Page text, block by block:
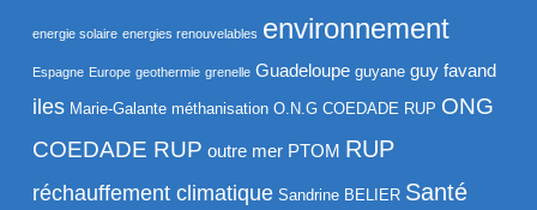
energie solaire energies renouvelables environnement
Espagne Europe geothermie grenelle Guadeloupe guyane guy favand
iles Marie-Galante méthanisation O.N.G COEDADE RUP ONG
COEDADE RUP outre mer PTOM RUP
réchauffement climatique Sandrine BELIER Santé